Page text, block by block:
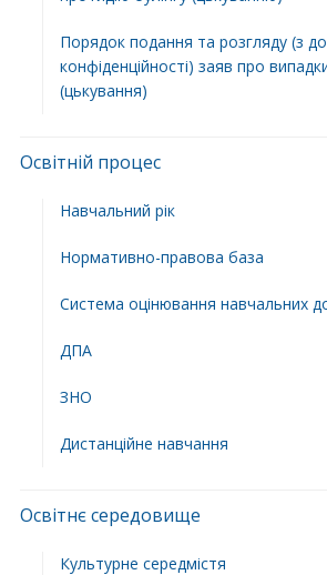
Порядок подання та розгляду (з
конфіденційності) заяв про
(цькування)
Освітній процес
Навчальний рік
Нормативно-правова база
Система оцінювання навчальних
ДПА
ЗНО
Дистанційне навчання
Освітнє середовище
Культурне середмістя